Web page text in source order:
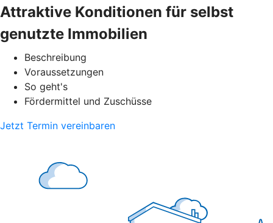
Attraktive Konditionen für selbst
genutzte Immobilien
Beschreibung
Voraussetzungen
So geht's
Fördermittel und Zuschüsse
Jetzt Termin vereinbaren